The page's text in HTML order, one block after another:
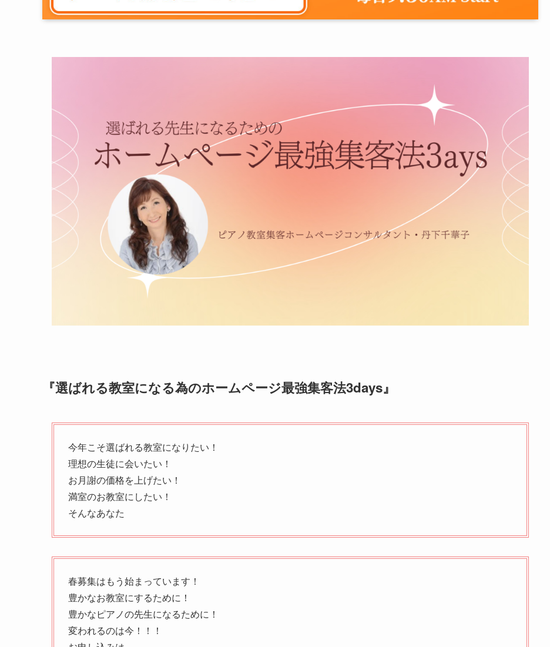
『選ばれる教室になる為のホームページ最強集客法3days』
今年こそ選ばれる教室になりたい！
理想の生徒に会いたい！
お月謝の価格を上げたい！
満室のお教室にしたい！
そんなあなた
春募集はもう始まっています！
豊かなお教室にするために！
豊かなピアノの先生になるために！
変われるのは今！！！